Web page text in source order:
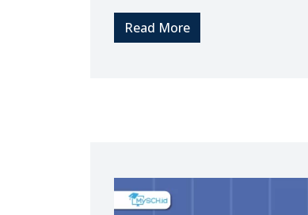
Read More